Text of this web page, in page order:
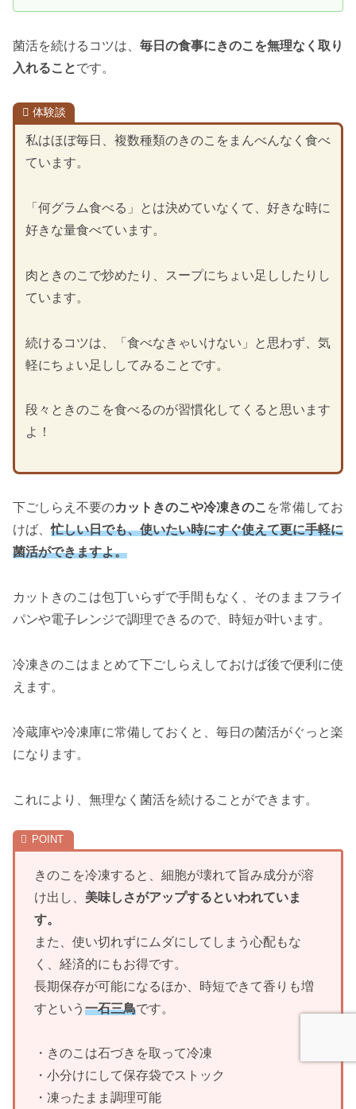
菌活を続けるコツは、 毎日の食事にきのこを無理なく取り
入れることです。
体験談
私はほぼ毎日、複数種類のきのこをまんべんなく食べ
ています。
「何グラム食べる」とは決めていなくて、好きな時に
好きな量食べています。
肉ときのこで炒めたり、スープにちょい足ししたりし
ています。
続けるコツは、「食べなきゃいけない」と思わず、気
軽にちょい足ししてみることです。
段々ときのこを食べるのが習慣化してくると思います
よ！
下ごしらえ不要のカットきのこや冷凍きのこ を常備してお
けば、忙しい日でも、使いたい時にすぐ使えて更に手軽に
菌活ができますよ。
カットきのこは包丁いらずで手間もなく、そのままフライ
パンや電子レンジで調理できるので、時短が叶います。
冷凍きのこはまとめて下ごしらえしておけば後で便利に使
えます。
冷蔵庫や冷凍庫に常備しておくと、毎日の菌活がぐっと楽
になります。
これにより、無理なく菌活を続けることができます。
きのこを冷凍すると、細胞が壊れて旨み成分が溶
け出し、 美味しさがアップするといわれていま
す。
また、使い切れずにムダにしてしまう心配もな
く、経済的にもお得です。
長期保存が可能になるほか、時短できて香りも増
すという 一石三鳥です。
・きのこは石づきを取って冷凍
・小分けにして保存袋でストック
・凍ったまま調理可能